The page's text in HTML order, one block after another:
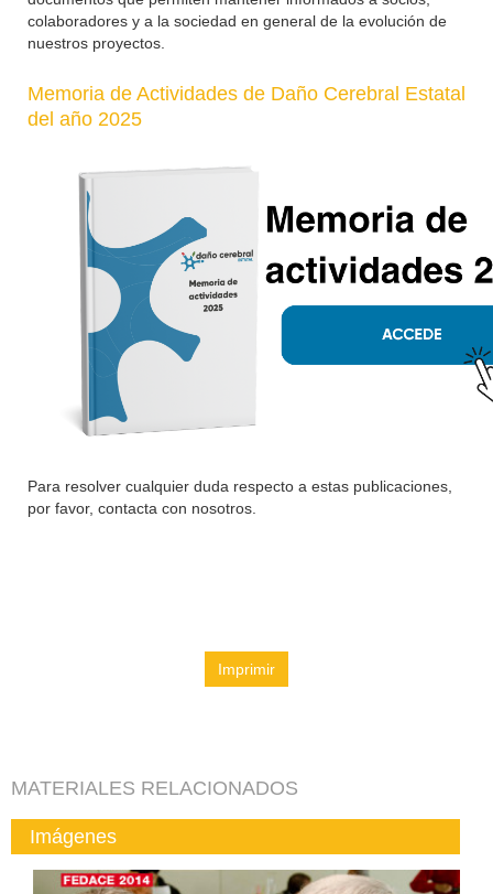
colaboradores y a la sociedad en general de la evolución de
nuestros proyectos.
Memoria de Actividades de Daño Cerebral Estatal
del año 2025
Para resolver cualquier duda respecto a estas publicaciones,
por favor, contacta con nosotros.
Imprimir
MATERIALES RELACIONADOS
Imágenes